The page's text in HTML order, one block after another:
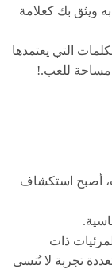
ويثق بك كعلامة
التي يعتمدها
مساحة للعب.!
أصبح استكشاف
ذات
تجربة لا تُنسى